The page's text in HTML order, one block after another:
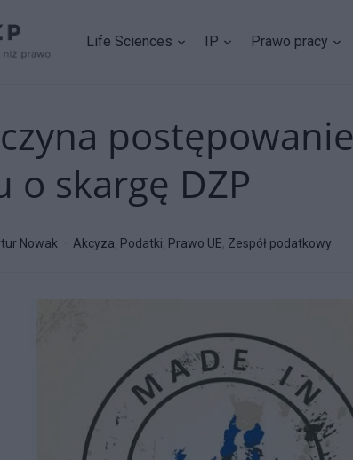
Life Sciences IP Prawo pracy
o skargę DZP
Nowak Akcyza, Podatki, Prawo UE, Zespół podatkowy